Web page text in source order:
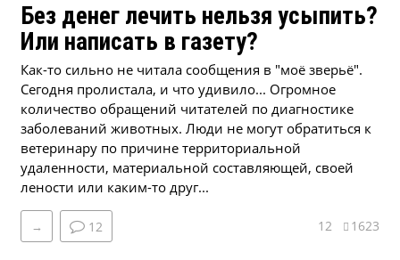
Без денег лечить нельзя усыпить?
Или написать в газету?
Как-то сильно не читала сообщения в "моё зверьё".
Сегодня пролистала, и что удивило... Огромное
количество обращений читателей по диагностике
заболеваний животных. Люди не могут обратиться к
ветеринару по причине территориальной
удаленности, материальной составляющей, своей
лености или каким-то друг...
→ 12 12 1623